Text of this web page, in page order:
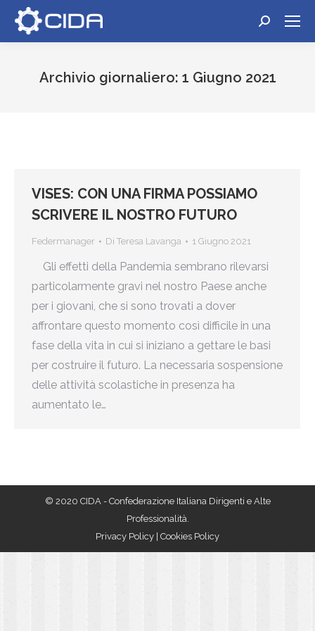
Cerca:
Archivio giornaliero: 1 Giugno 2021
VISES: CON UNA FIRMA POSSIAMO
SCRIVERE IL NOSTRO FUTURO
Federmanager Di Teresa Lavanga 1 Giugno 2021
Gli effetti della Pandemia sembrano rilevarsi
particolarmente gravi nel nostro Paese anche
per i giovani, che si sono trovati a dover
affrontare questo momento così difficile in una
fase della vita in cui si iniziano a gettare le basi
per costruire il futuro. La necessaria sospensione
delle attività scolastiche in presenza ha
aumentato le…
© 2020 CIDA - Confederazione Italiana Dirigenti e Alte
Professionalità.
Privacy Policy Cookies Policy